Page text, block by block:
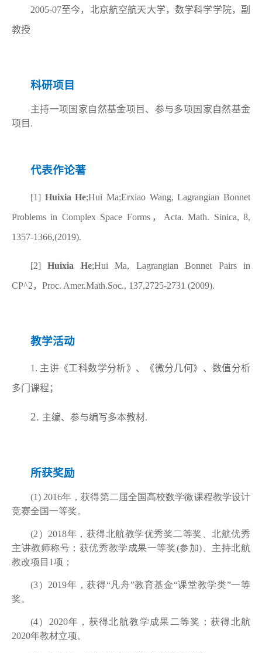
2005-07至今，北京航空航天大学，数学科学学院，副
教授
科研项目
主持一项国家自然基金项目、参与多项国家自然基金
项目.
代表作论著
[1] Huixia He;Hui Ma;Erxiao Wang, Lagrangian Bonnet
Problems in Complex Space Forms， Acta. Math. Sinica, 8,
1357-1366,(2019).
[2] Huixia He;Hui Ma, Lagrangian Bonnet Pairs in
CP^2 ， Proc. Amer.Math.Soc., 137,2725-2731 (2009).
教学活动
1. 主讲《工科数学分析》、《微分几何》、数值分析
多门课程；
2. 主编、参与编写多本教材.
所获奖励
(1) 2016年，获得第二届全国高校数学微课程教学设计
竞赛全国一等奖。
(2） 2018年，获得北航教学优秀奖二等奖、北航优秀
主讲教师称号；获优秀教学成果一等奖(参加) 、主持北航
教改项目 1项；
(3） 2019年，获得“凡舟”教育基金“课堂教学类”一等
奖。
(4） 2020年，获得北航教学成果二等奖；获得北航
2020年教材立项。